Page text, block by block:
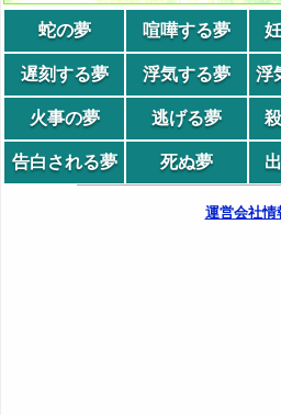
蛇の夢 喧嘩する夢
遅刻する夢 浮気する夢 浮
火事の夢 逃げる夢
告白される夢 死ぬ夢
運営会社情